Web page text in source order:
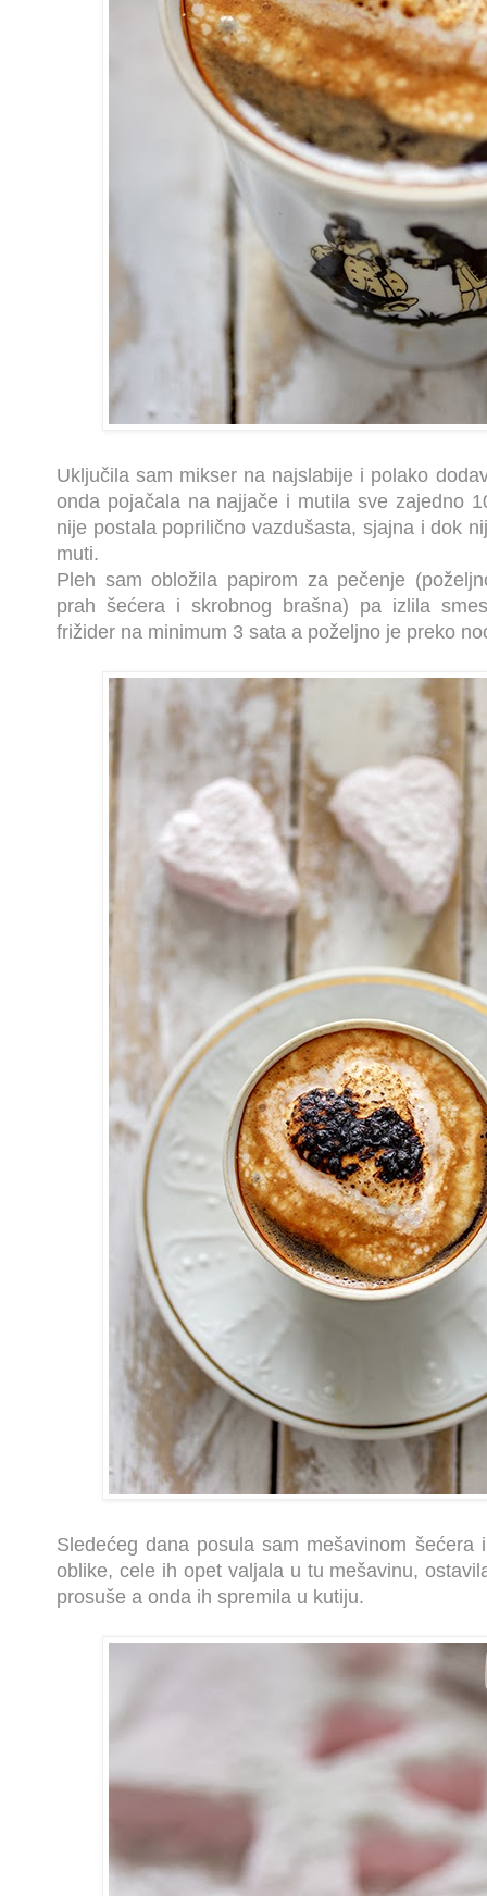
Uključila sam mikser na najslabije i polako
onda pojačala na najjače i mutila sve zajedno
nije postala poprilično vazdušasta, sjajna i dok
muti.
Pleh sam obložila papirom za pečenje
prah šećera i skrobnog brašna) pa izlila
frižider na minimum 3 sata a poželjno je preko
Sledećeg dana posula sam mešavinom šećera
oblike, cele ih opet valjala u tu mešavinu,
prosuše a onda ih spremila u kutiju.